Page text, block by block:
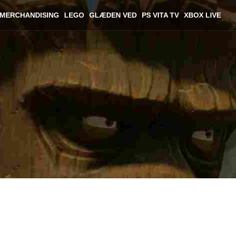
MERCHANDISING LEGO GLÆDEN VED PS VITA TV XBOX LIVE